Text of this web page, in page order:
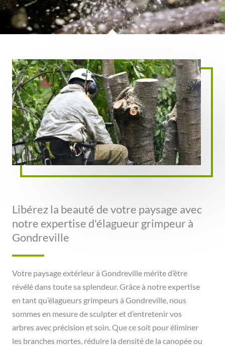
Libérez la beauté de votre paysage avec
notre expertise d'élagueur grimpeur à
Gondreville
Votre paysage extérieur à Gondreville mérite d’être
révélé dans toute sa splendeur. Grâce à notre expertise
en tant qu’élagueurs grimpeurs à Gondreville, nous
sommes en mesure de sculpter et d’entretenir vos
arbres avec précision et soin. Que ce soit pour éliminer
les branches mortes, réduire la densité de la canopée ou